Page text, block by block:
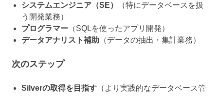
システムエンジニア（SE）
（特にデータベースを扱
う開発業務）
プログラマー （SQLを使ったアプリ開発）
データアナリスト補助 （データの抽出・集計業務）
次のステップ
Silverの取得を目指す （より実践的なデータベース管